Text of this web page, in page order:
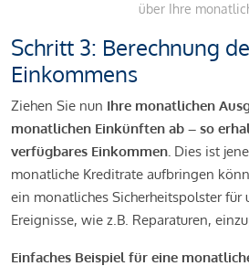
über Ihre
Schritt 3: Berechnung
Einkommens
Ziehen Sie nun Ihre monatlichen
monatlichen Einkünften ab – so
verfügbares Einkommen. Dies ist
monatliche Kreditrate aufbringen
ein monatliches Sicherheitspolster für
Ereignisse, wie z.B. Reparaturen,
Einfaches Beispiel für eine